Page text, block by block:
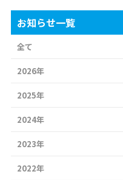
お知らせ一覧
全て
2026年
2025年
2024年
2023年
2022年